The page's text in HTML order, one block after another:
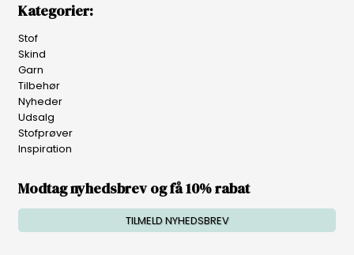
Kategorier:
Stof
Skind
Garn
Tilbehør
Nyheder
Udsalg
Stofprøver
Inspiration
Modtag nyhedsbrev og få 10% rabat
TILMELD NYHEDSBREV